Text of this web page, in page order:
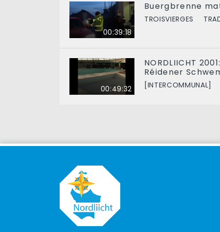
00:39:18
Buergbrenne
TROISVIERGES
00:49:32
NORDLIICHT
Réidener
[INTERCOMMUNAL]